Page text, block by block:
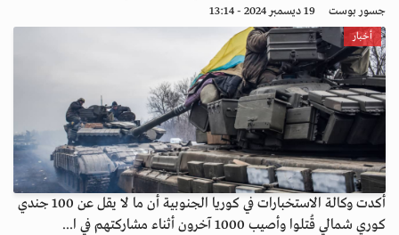
جسور بوست 19 ديسمبر 2024 - 13:14
أخبار
أكدت وكالة الاستخبارات في كوريا الجنوبية أن ما لا يقل عن 100 جندي
كوري شمالي قُتلوا وأصيب 1000 آخرون أثناء مشاركتهم في ا...